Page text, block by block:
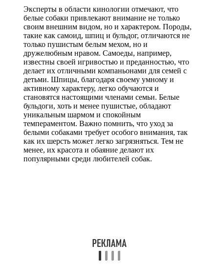
Эксперты в области кинологии отмечают, что
белые собаки привлекают внимание не только
своим внешним видом, но и характером. Породы,
такие как самоид, шпиц и бульдог, отличаются не
только пушистым белым мехом, но и
дружелюбным нравом. Самоеды, например,
известны своей игривостью и преданностью, что
делает их отличными компаньонами для семей с
детьми. Шпицы, благодаря своему умному и
активному характеру, легко обучаются и
становятся настоящими членами семьи. Белые
бульдоги, хоть и менее пушистые, обладают
уникальным шармом и спокойным
темпераментом. Важно помнить, что уход за
белыми собаками требует особого внимания, так
как их шерсть может легко загрязняться. Тем не
менее, их красота и обаяние делают их
популярными среди любителей собак.